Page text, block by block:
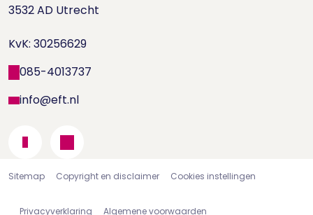
Supervisorenlijst
Nieuwsbrief ontvangen?
Wetenschappelijk onderzoek
3532 AD Utrecht
KvK: 30256629
085-4013737
info@eft.nl
Sitemap Copyright en disclaimer Cookies instellingen
Privacyverklaring Algemene voorwaarden